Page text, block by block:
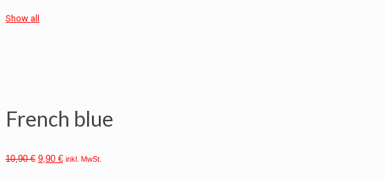
Show all
French blue
10,90€ 9,90 € inkl. MwSt.